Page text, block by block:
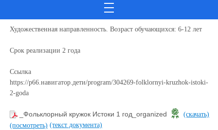
Название ДООП фольклорный кружок «Истоки»
Художественная направленность. Возраст обучающихся: 6-12 лет
Срок реализации 2 года
Ссылка
https://р66.навигатор.дети/program/304269-folklornyi-kruzhok-istoki-
2-goda
_Фольклорный кружок Истоки 1 год_organized
(скачать)
(посмотреть) (текст документа)